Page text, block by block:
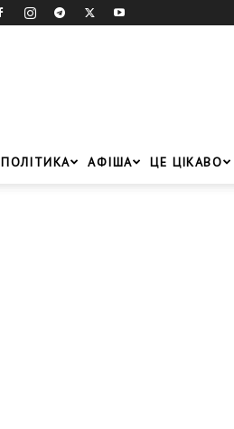
ПОЛІТИКА АФІША ЦЕ ЦІКАВО